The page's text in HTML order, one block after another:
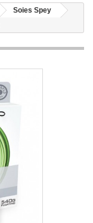
Soies Spey